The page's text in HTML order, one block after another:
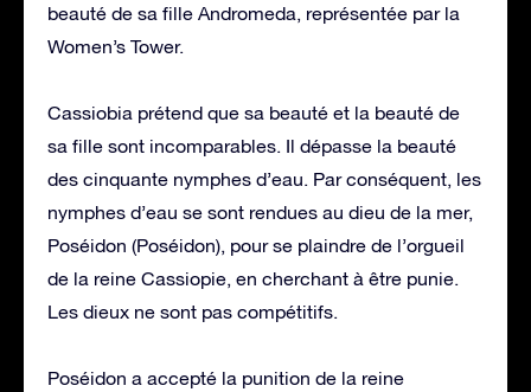
beauté de sa fille Andromeda, représentée par la
Women’s Tower.
Cassiobia prétend que sa beauté et la beauté de
sa fille sont incomparables. Il dépasse la beauté
des cinquante nymphes d’eau. Par conséquent, les
nymphes d’eau se sont rendues au dieu de la mer,
Poséidon (Poséidon), pour se plaindre de l’orgueil
de la reine Cassiopie, en cherchant à être punie.
Les dieux ne sont pas compétitifs.
Poséidon a accepté la punition de la reine